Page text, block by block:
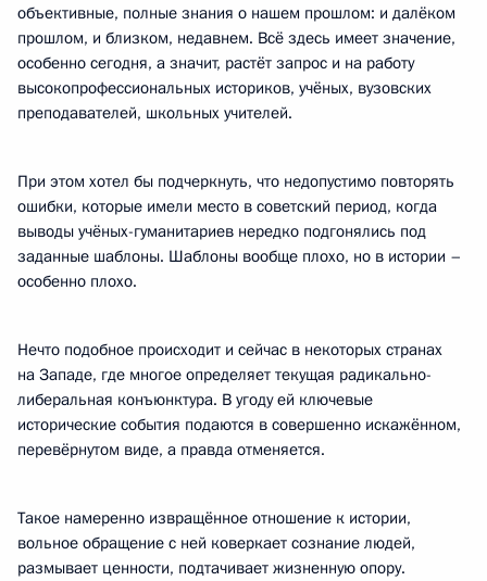
объективные, полные знания о нашем прошлом: и далёком
прошлом, и близком, недавнем. Всё здесь имеет значение,
особенно сегодня, а значит, растёт запрос и на работу
высокопрофессиональных историков, учёных, вузовских
преподавателей, школьных учителей.
При этом хотел бы подчеркнуть, что недопустимо повторять
ошибки, которые имели место в советский период, когда
выводы учёных-гуманитариев нередко подгонялись под
заданные шаблоны. Шаблоны вообще плохо, но в истории –
особенно плохо.
Нечто подобное происходит и сейчас в некоторых странах
на Западе, где многое определяет текущая радикально-
либеральная конъюнктура. В угоду ей ключевые
исторические события подаются в совершенно искажённом,
перевёрнутом виде, а правда отменяется.
Такое намеренно извращённое отношение к истории,
вольное обращение с ней коверкает сознание людей,
размывает ценности, подтачивает жизненную опору.